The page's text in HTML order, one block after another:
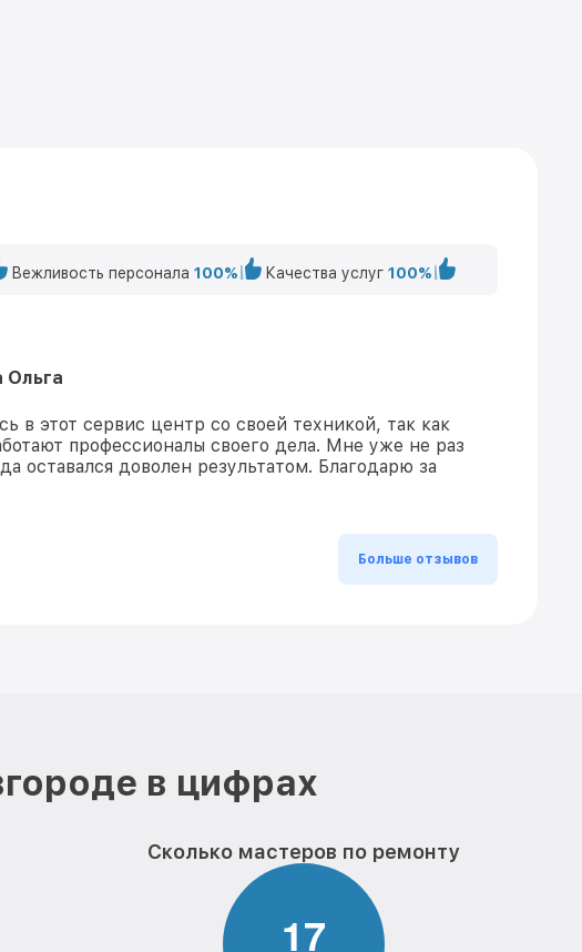
Вежливость персонала 100% Качества услуг 100%
Ольга
в этот сервис центр со своей техникой, так как
профессионалы своего дела. Мне уже не раз
оставался доволен результатом. Благодарю за
Больше отзывов
в цифрах
Сколько мастеров по ремонту
17